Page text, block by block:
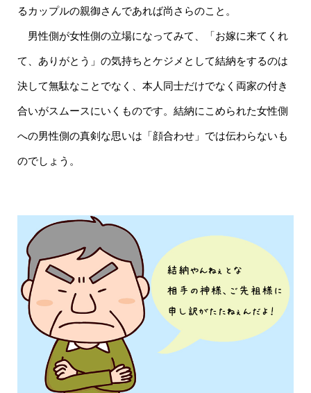
るカップルの親御さんであれば尚さらのこと。
男性側が女性側の立場になってみて、「お嫁に来てくれ
て、ありがとう」の気持ちとケジメとして結納をするのは
決して無駄なことでなく、本人同士だけでなく両家の付き
合いがスムースにいくものです。結納にこめられた女性側
への男性側の真剣な思いは「顔合わせ」では伝わらないも
のでしょう。